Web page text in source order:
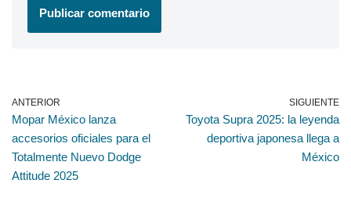
ANTERIOR
Mopar México lanza
accesorios oficiales para el
Totalmente Nuevo Dodge
Attitude 2025
SIGUIENTE
Toyota Supra 2025: la leyenda
deportiva japonesa llega a
México